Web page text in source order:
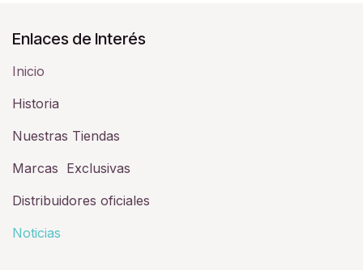
Enlaces de Interés
Inicio
Historia​
Nuestras Tiendas
Marcas Exclusivas
Distribuidores oficiales
Noticias